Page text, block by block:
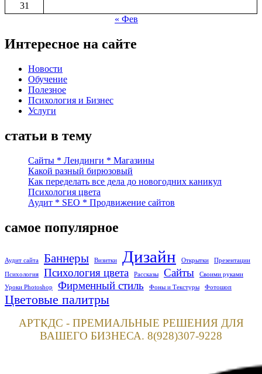
31
« Фев
Интересное на сайте
Новости
Обучение
Полезное
Психология и Бизнес
Услуги
статьи в тему
Сайты * Лендинги * Магазины
Какой разный бирюзовый
Как переделать все дела до новогодних каникул
Психология цвета
Аудит * SEO * Продвижение сайтов
самое популярное
Аудит сайта Баннеры Визитки Дизайн Открытки Презентации
Психология Психология цвета Рассказы Сайты
Своими руками
Уроки Photoshop
Фирменный стиль Фоны и Текстуры Фотошоп
Цветовые палитры
АРТКДС - ПРЕМИАЛЬНЫЕ РЕШЕНИЯ ДЛЯ
ВАШЕГО БИЗНЕСА. 8(928)307-9228